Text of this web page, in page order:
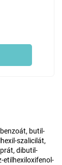
butil-
szalicilát,
dibutil-
etilhexiloxifenol-